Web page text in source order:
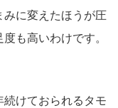
みに変えたほうが圧
も高いわけです。
けておられるタモ